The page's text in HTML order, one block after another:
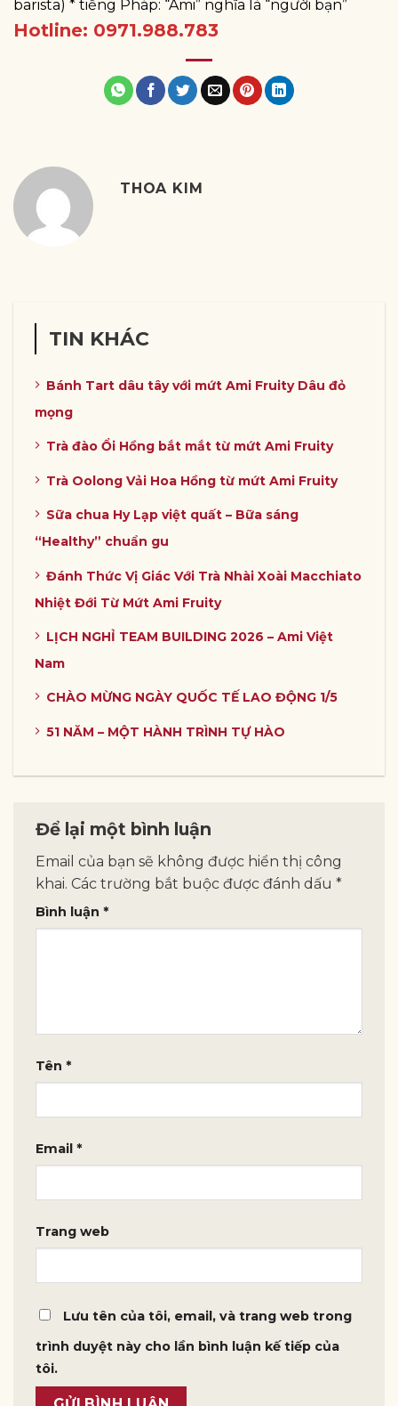
barista) * tiếng Pháp: “Ami” nghĩa là “người bạn”
Hotline: 0971.988.783
THOA KIM
TIN KHÁC
Bánh Tart dâu tây với mứt Ami Fruity Dâu đỏ
mọng
Trà đào Ổi Hồng bắt mắt từ mứt Ami Fruity
Trà Oolong Vải Hoa Hồng từ mứt Ami Fruity
Sữa chua Hy Lạp việt quất – Bữa sáng
“Healthy” chuẩn gu
Đánh Thức Vị Giác Với Trà Nhài Xoài Macchiato
Nhiệt Đới Từ Mứt Ami Fruity
LỊCH NGHỈ TEAM BUILDING 2026 – Ami Việt
Nam
CHÀO MỪNG NGÀY QUỐC TẾ LAO ĐỘNG 1/5
51 NĂM – MỘT HÀNH TRÌNH TỰ HÀO
Để lại một bình luận
Email của bạn sẽ không được hiển thị công
khai. Các trường bắt buộc được đánh dấu *
Bình luận *
Tên *
Email *
Trang web
Lưu tên của tôi, email, và trang web trong
trình duyệt này cho lần bình luận kế tiếp của
tôi.